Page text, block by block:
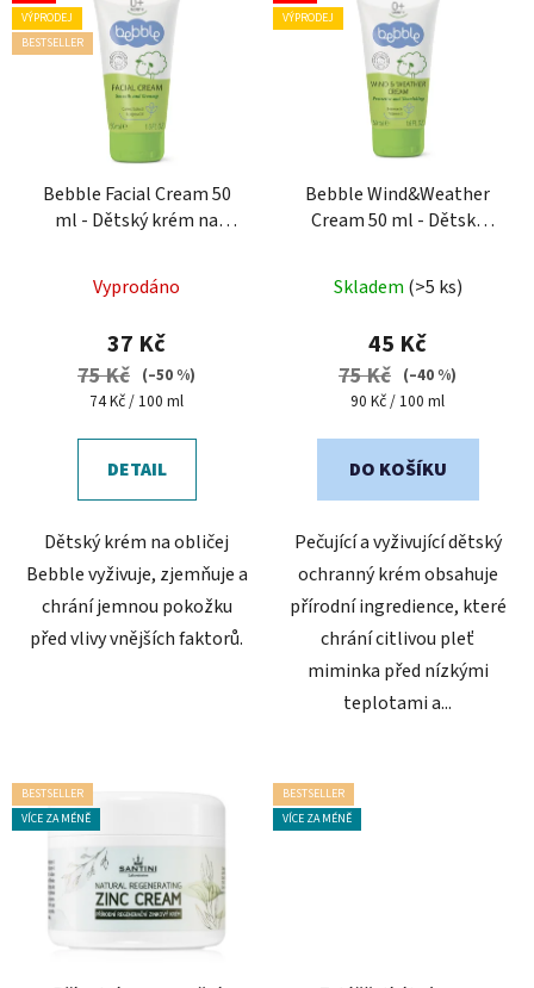
ý
p
VÝPRODEJ
BESTSELLER
Bebble Facial Cream 50
ml - Dětský krém na
Vyprodáno
37 Kč
75 Kč (–50 %)
Měrná
74 Kč / 100 ml
DETAIL
Dětský krém na obličej
Bebble vyživuje, zjemňuje a
chrání jemnou pokožku
před vlivy vnějších faktorů.
VÝPRODEJ
Bebble Wind&Weather
Cream 50 ml - Dětský
větru a chladu
hodnocení
produktu
je
5,0
5
Skladem (>5 ks)
45 Kč
75 Kč (–40 %)
Měrná
90 Kč / 100 ml
DO KOŠÍKU
Pečující a vyživující dětský
ochranný krém obsahuje
přírodní ingredience, které
chrání citlivou pleť
miminka před nízkými
teplotami a...
BESTSELLER
VÍCE ZA MÉNĚ
BESTSELLER
VÍCE ZA MÉNĚ